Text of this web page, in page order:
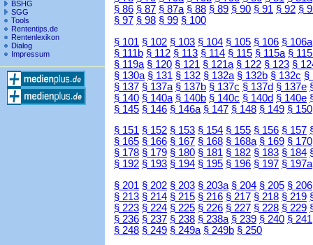
BSHG
SGG
Tools
Rententips.de
Rentenlexikon
Dialog
Impressum
§ 86 § 87 § 87a § 88 § 89 § 90 § 91 § 92 §
§ 97 § 98 § 99 § 100
§ 101 § 102 § 103 § 104 § 105 § 106 § 106a
§ 111b § 112 § 113 § 114 § 115 § 115a §
§ 119a § 120 § 121 § 121a § 122 § 123 §
§ 130a § 131 § 132 § 132a § 132b § 132c §
§ 137 § 137a § 137b § 137c § 137d § 137e
§ 140 § 140a § 140b § 140c § 140d § 140e
§ 145 § 146 § 146a § 147 § 148 § 149 § 150
§ 151 § 152 § 153 § 154 § 155 § 156 § 157
§ 165 § 166 § 167 § 168 § 168a § 169 § 170
§ 178 § 179 § 180 § 181 § 182 § 183 § 184
§ 192 § 193 § 194 § 195 § 196 § 197 § 197a
§ 201 § 202 § 203 § 203a § 204 § 205 § 206
§ 213 § 214 § 215 § 216 § 217 § 218 § 219
§ 223 § 224 § 225 § 226 § 227 § 228 § 229
§ 236 § 237 § 238 § 238a § 239 § 240 § 241
§ 248 § 249 § 249a § 249b § 250